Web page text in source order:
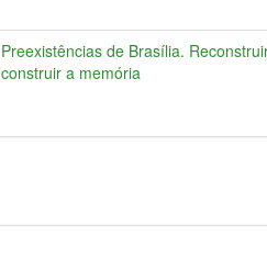
Preexistências de Brasília.
construir a memória